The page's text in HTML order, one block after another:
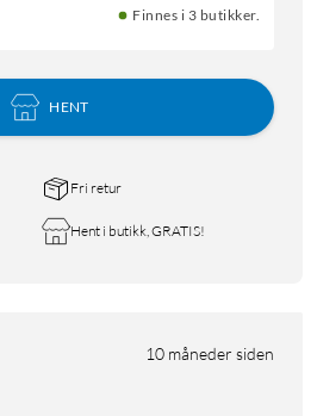
Finnes i 3 butikker.
HENT
Fri retur
Hent i butikk, GRATIS!
10 måneder siden